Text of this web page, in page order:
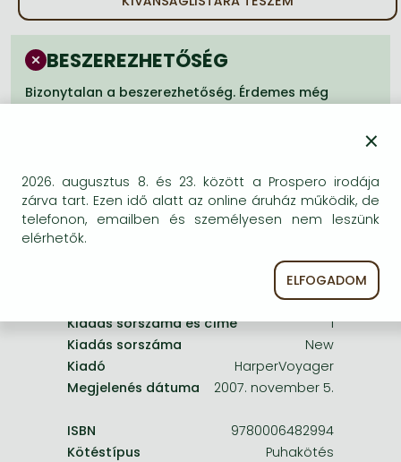
Bleach manga
One-Punch Man manga
BESZEREZHETŐSÉG
Bizonytalan a beszerezhetőség. Érdemes még
Kiadás sorszáma és címe
1
Kiadás sorszáma
New
Kiadó
HarperVoyager
Megjelenés dátuma
2007. november 5.
ISBN
9780006482994
Kötéstípus
Puhakötés
×
2026. augusztus 8. és 23. között a Prospero irodája
zárva tart. Ezen idő alatt az online áruház működik, de
telefonon, emailben és személyesen nem leszünk
elérhetők.
ELFOGADOM